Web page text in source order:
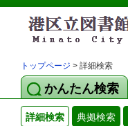
トップページ > 詳細検索
かんたん検索
詳細検索 典拠検索